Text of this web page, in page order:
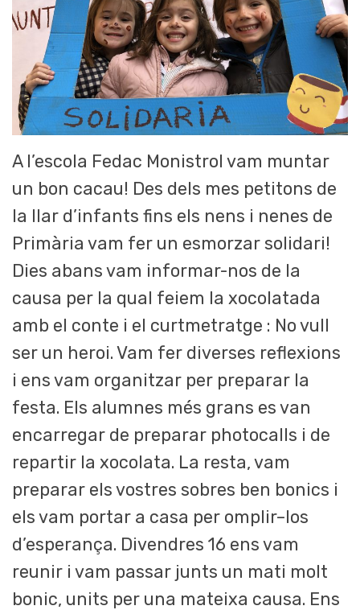
A l’escola Fedac Monistrol vam muntar
un bon cacau! Des dels mes petitons de
la llar d’infants fins els nens i nenes de
Primària vam fer un esmorzar solidari!
Dies abans vam informar-nos de la
causa per la qual feiem la xocolatada
amb el conte i el curtmetratge : No vull
ser un heroi. Vam fer diverses reflexions
i ens vam organitzar per preparar la
festa. Els alumnes més grans es van
encarregar de preparar photocalls i de
repartir la xocolata. La resta, vam
preparar els vostres sobres ben bonics i
els vam portar a casa per omplir–los
d’esperança. Divendres 16 ens vam
reunir i vam passar junts un mati molt
bonic, units per una mateixa causa. Ens